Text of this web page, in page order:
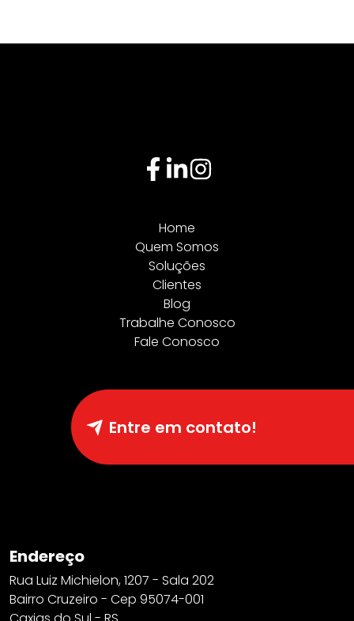
Endereço
Rua Luiz Michielon, 1207 - Sala 202
Bairro Cruzeiro - Cep 95074-001
Home
Quem Somos
Soluções
Clientes
Blog
Trabalhe Conosco
Fale Conosco
Entre em contato!